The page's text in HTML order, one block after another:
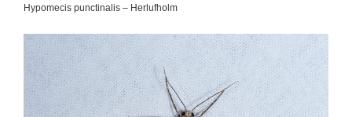
Hypomecis punctinalis – Herlufholm